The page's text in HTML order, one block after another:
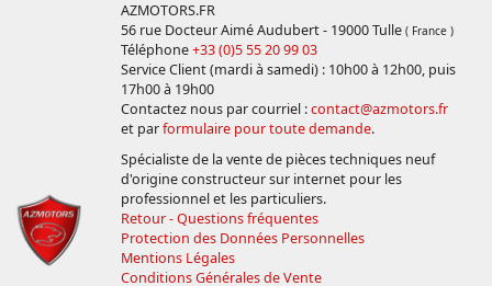
AZMOTORS.FR
56 rue Docteur Aimé Audubert - 19000 Tulle ( France )
Téléphone+33 (0)5 55 20 99 03
Service Client (mardi à samedi) : 10h00 à 12h00, puis
17h00 à 19h00
Contactez nous par courriel :contact@azmotors.fr
et parformulaire pour toute demande.
Spécialiste de la vente de pièces techniques neuf
d'origine constructeur sur internet pour les
professionnel et les particuliers.
Retour - Questions fréquentes
Protection des Données Personnelles
Mentions Légales
Conditions Générales de Vente